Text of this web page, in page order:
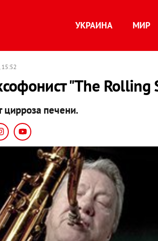
УКРАИНА МИР
15:52
"The Rolling
цирроза печени.